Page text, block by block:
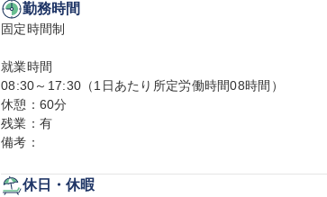
勤務時間
固定時間制
就業時間
08:30～17:30（1日あたり所定労働時間08時間）
休憩：60分
残業：有
備考：
休日・休暇